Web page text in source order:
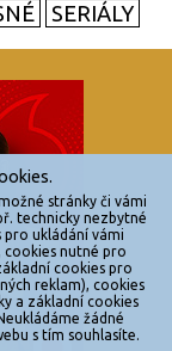
SERIÁLY
stránky či vámi
technicky nezbytné
pro ukládání vámi
cookies nutné pro
cookies pro
reklam), cookies
a základní cookies
žádné
s tím souhlasíte.